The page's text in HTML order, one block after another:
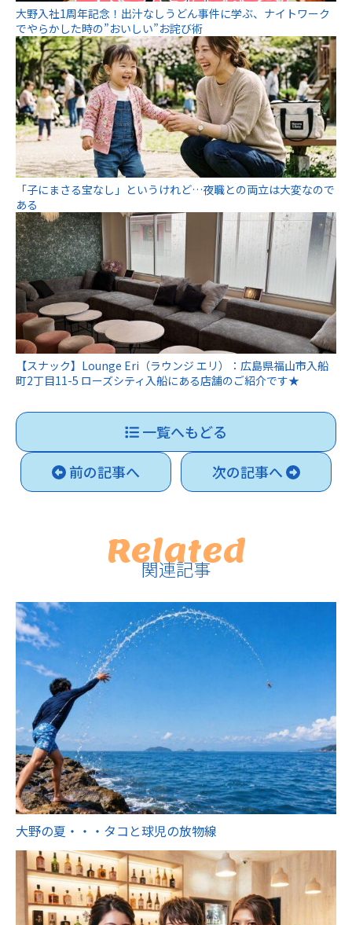
大野入社1周年記念！出汁なしうどん事件に学ぶ、ナイトワーク
でやらかした時の”おいしい”お詫び術
「子にまさる宝なし」というけれど…夜職との両立は大変なので
ある
【スナック】Lounge Eri（ラウンジ エリ）：広島県福山市入船
町2丁目11-5 ローズシティ入船にある店舗のご紹介です★
一覧へもどる
前の記事へ
次の記事へ
Related
関連記事
大野の夏・・・タコと球児の放物線